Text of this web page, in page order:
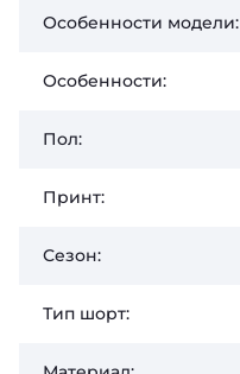
Особенности модели:
Особенности:
Пол:
Принт:
Сезон:
Тип шорт: